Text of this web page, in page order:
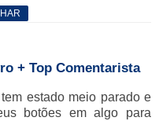
+ Top Comentarista
estado meio parado e
botões em algo para